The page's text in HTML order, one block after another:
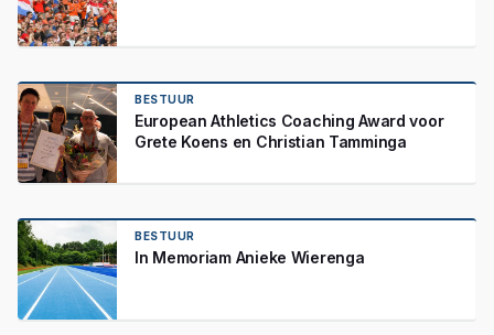
BESTUUR
European Athletics Coaching Award voor
Grete Koens en Christian Tamminga
BESTUUR
In Memoriam Anieke Wierenga